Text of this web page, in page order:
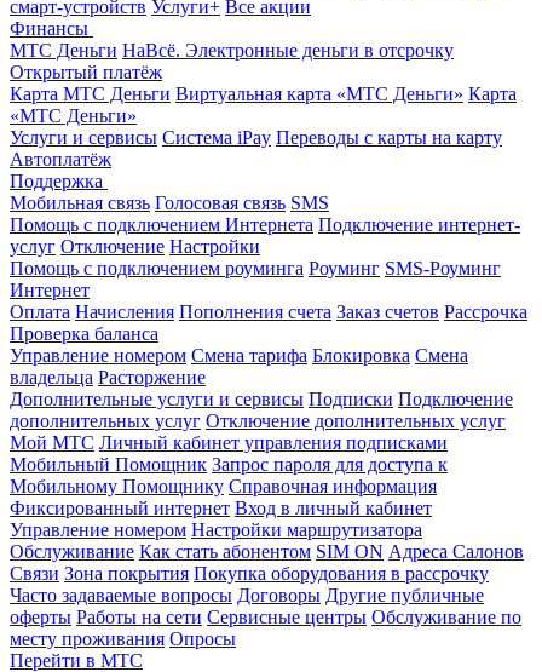
смарт-устройств Услуги+ Все акции
Финансы
МТС Деньги НаВсё. Электронные деньги в отсрочку
Открытый платёж
Карта МТС Деньги Виртуальная карта «МТС Деньги» Карта
«МТС Деньги»
Услуги и сервисы Система iPay Переводы с карты на карту
Автоплатёж
Поддержка
Мобильная связь Голосовая связь SMS
Помощь с подключением Интернета Подключение интернет-
услуг Отключение Настройки
Помощь с подключением роуминга Роуминг SMS-Роуминг
Интернет
Оплата Начисления Пополнения счета Заказ счетов Рассрочка
Проверка баланса
Управление номером Смена тарифа Блокировка Смена
владельца Расторжение
Дополнительные услуги и сервисы Подписки Подключение
дополнительных услуг Отключение дополнительных услуг
Мой МТС Личный кабинет управления подписками
Мобильный Помощник Запрос пароля для доступа к
Мобильному Помощнику Справочная информация
Фиксированный интернет Вход в личный кабинет
Управление номером Настройки маршрутизатора
Обслуживание Как стать абонентом SIM ON Адреса Салонов
Связи Зона покрытия Покупка оборудования в рассрочку
Часто задаваемые вопросы Договоры Другие публичные
оферты Работы на сети Сервисные центры Обслуживание по
месту проживания Опросы
Перейти в МТС